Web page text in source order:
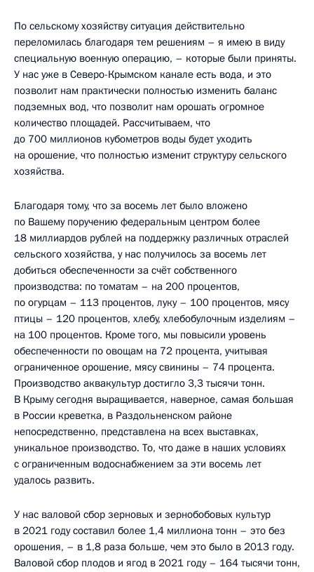
По сельскому хозяйству ситуация действительно
переломилась благодаря тем решениям – я имею в виду
специальную военную операцию, – которые были приняты.
У нас уже в Северо-Крымском канале есть вода, и это
позволит нам практически полностью изменить баланс
подземных вод, что позволит нам орошать огромное
количество площадей. Рассчитываем, что
до 700 миллионов кубометров воды будет уходить
на орошение, что полностью изменит структуру сельского
хозяйства.
Благодаря тому, что за восемь лет было вложено
по Вашему поручению федеральным центром более
18 миллиардов рублей на поддержку различных отраслей
сельского хозяйства, у нас получилось за восемь лет
добиться обеспеченности за счёт собственного
производства: по томатам – на 200 процентов,
по огурцам – 113 процентов, луку – 100 процентов, мясу
птицы – 120 процентов, хлебу, хлебобулочным изделиям –
на 100 процентов. Кроме того, мы повысили уровень
обеспеченности по овощам на 72 процента, учитывая
ограниченное орошение, мясу свинины – 74 процента.
Производство аквакультур достигло 3,3 тысячи тонн.
В Крыму сегодня выращивается, наверное, самая большая
в России креветка, в Раздольненском районе
непосредственно, представлена на всех выставках,
уникальное производство. То, что даже в наших условиях
с ограниченным водоснабжением за эти восемь лет
удалось развить.
У нас валовой сбор зерновых и зернобобовых культур
в 2021 году составил более 1,4 миллиона тонн – это без
орошения, – в 1,8 раза больше, чем это было в 2013 году.
Валовой сбор плодов и ягод в 2021 году – 164 тысячи тонн,